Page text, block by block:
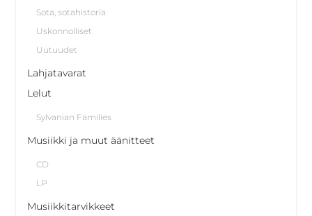
Sota, sotahistoria
Uskonnolliset
Uutuudet
Lahjatavarat
Lelut
Sylvanian Families
Musiikki ja muut äänitteet
CD
LP
Musiikkitarvikkeet